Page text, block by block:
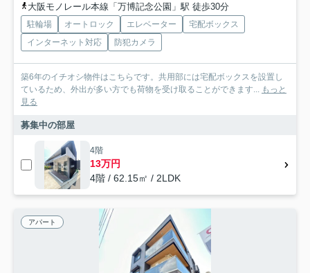
大阪モノレール本線「万博記念公園」駅 徒歩30分
駐輪場 オートロック エレベーター
宅配ボックス
インターネット対応
防犯カメラ
築6年のイチオシ物件はこちらです。共用部には宅配ボックスを設置し
ているため、外出が多い方でも荷物を受け取ることができます... もっと
見る
募集中の部屋
4階
13万円
4階 / 62.15㎡ / 2LDK
アパート